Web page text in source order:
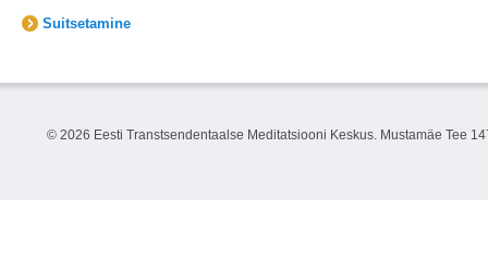
Suitsetamine
© 2026 Eesti Transtsendentaalse Meditatsiooni Keskus. Mustamäe Tee